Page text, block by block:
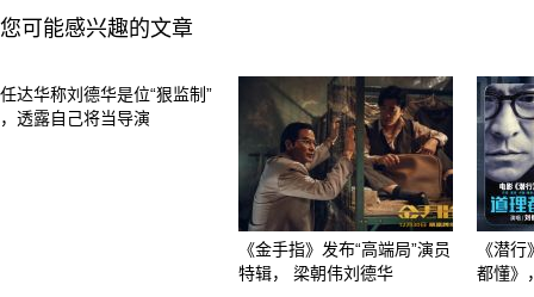
您可能感兴趣的文章
任达华称刘德华是位“狠监制”
，透露自己将当导演
《金手指》发布“高端局”演员
特辑， 梁朝伟刘德华
《潜
都懂》